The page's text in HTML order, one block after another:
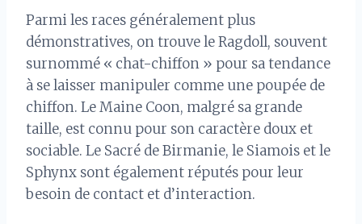
Parmi les races généralement plus
démonstratives, on trouve le Ragdoll, souvent
surnommé « chat-chiffon » pour sa tendance
à se laisser manipuler comme une poupée de
chiffon. Le Maine Coon, malgré sa grande
taille, est connu pour son caractère doux et
sociable. Le Sacré de Birmanie, le Siamois et le
Sphynx sont également réputés pour leur
besoin de contact et d’interaction.